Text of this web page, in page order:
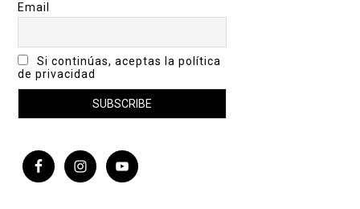
Email
Si continúas, aceptas la política
de privacidad